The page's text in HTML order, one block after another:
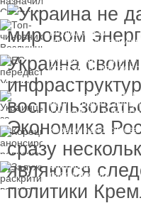
Топ-чиновнику
Воздушных сил
вручили подозрение
1 млрд гривен
ЕС передаст Украине
средства от доходов
России
Украинцы за рубежом
могут потерять доступ
к госжилью и
Корецкий анонсировал
Залужный
раскритиковал
вступление Украины в
НАТО и предлагает
другие варианты
Украина
Экономика
сразу
являются
политики